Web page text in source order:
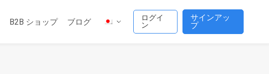
B2B ショップ ブログ
ログイ
ン
サインアッ
プ